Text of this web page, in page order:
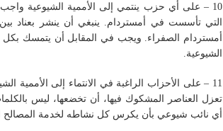
10 – على أي حزب ينتمي إلى الأممية الشيوعية
التي تأسست في أمستردام. ينبغي أن ينشر بعناد بين
أمستردام الصفراء. ويجب في المقابل أن يتمسك بكل
الشيوعية.
11 – على الأحزاب الراغبة في الانتماء إلى الأممية
تعزل العناصر المشكوك فيها، أن تخضعها، ليس
أي نائب شيوعي بأن يكرس كل نشاطه لخدمة المصالح